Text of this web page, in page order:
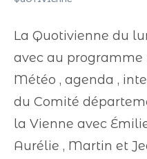
La Quotivienne du
avec au programme
Météo , agenda ,
du Comité
la Vienne avec
Aurélie , Martin et